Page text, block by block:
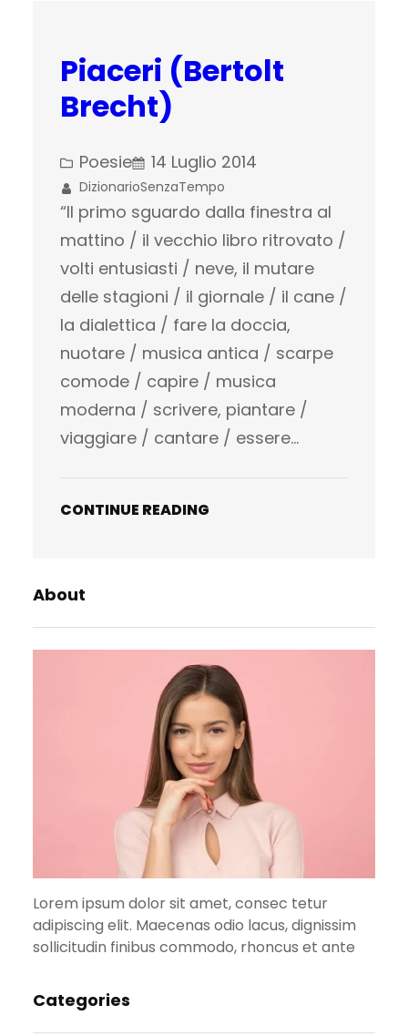
Piaceri (Bertolt
Brecht)
Poesie 14 Luglio 2014
DizionarioSenzaTempo
“Il primo sguardo dalla finestra al
mattino / il vecchio libro ritrovato /
volti entusiasti / neve, il mutare
delle stagioni / il giornale / il cane /
la dialettica / fare la doccia,
nuotare / musica antica / scarpe
comode / capire / musica
moderna / scrivere, piantare /
viaggiare / cantare / essere…
CONTINUE READING
About
Lorem ipsum dolor sit amet, consec tetur
adipiscing elit. Maecenas odio lacus, dignissim
sollicitudin finibus commodo, rhoncus et ante
Categories